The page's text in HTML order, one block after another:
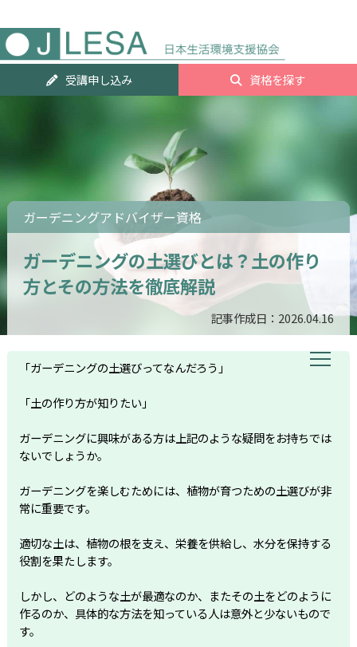
グ
受講申し込み 資格を探す
ガーデニングアドバイザー資格
ガーデニングの土選びとは？土の作り
方とその方法を徹底解説
記事作成日：2026.04.16
「ガーデニングの土選びってなんだろう」
「土の作り方が知りたい」
ガーデニングに興味がある方は上記のような疑問をお持ちでは
ないでしょうか。
ガーデニングを楽しむためには、植物が育つための土選びが非
常に重要です。
適切な土は、植物の根を支え、栄養を供給し、水分を保持する
役割を果たします。
しかし、どのような土が最適なのか、またその土をどのように
作るのか、具体的な方法を知っている人は意外と少ないもので
す。